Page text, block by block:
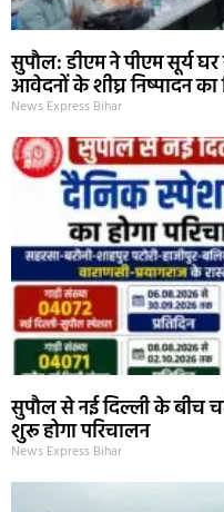
सुपौल: डीएम ने पीएम सूर्य
आवेदनों के शीघ्र निष्पादन का
News Express Bihar
सुपौल से नई दिल्ली के बीच
शुरू होगा परिचालन
News Express Bihar